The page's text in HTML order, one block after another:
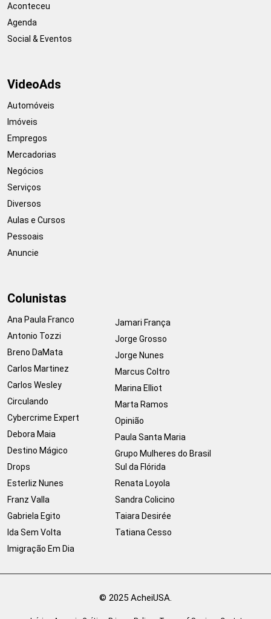
Aconteceu
Agenda
Social & Eventos
VideoAds
Automóveis
Imóveis
Empregos
Mercadorias
Negócios
Serviços
Diversos
Aulas e Cursos
Pessoais
Anuncie
Colunistas
Ana Paula Franco
Antonio Tozzi
Breno DaMata
Carlos Martinez
Carlos Wesley
Circulando
Cybercrime Expert
Debora Maia
Destino Mágico
Drops
Esterliz Nunes
Franz Valla
Gabriela Egito
Ida Sem Volta
Imigração Em Dia
Jamari França
Jorge Grosso
Jorge Nunes
Marcus Coltro
Marina Elliot
Marta Ramos
Opinião
Paula Santa Maria
Grupo Mulheres do Brasil
Sul da Flórida
Renata Loyola
Sandra Colicino
Taiara Desirée
Tatiana Cesso
© 2025 AcheiUSA.